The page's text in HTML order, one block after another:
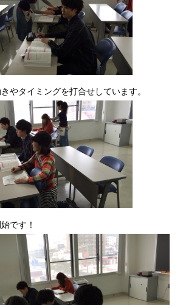
やタイミングを打合せしています。
です！